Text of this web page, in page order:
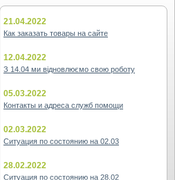
21.04.2022
Как заказать товары на сайте
12.04.2022
З 14.04 ми відновлюємо свою роботу
05.03.2022
Контакты и адреса служб помощи
02.03.2022
Ситуация по состоянию на 02.03
28.02.2022
Ситуация по состоянию на 28.02